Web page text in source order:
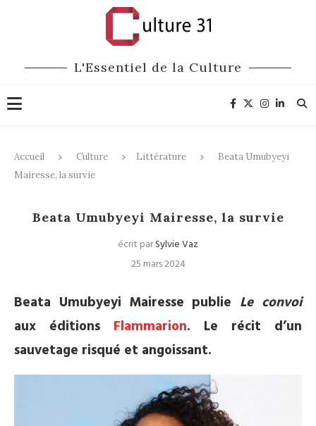
L'Essentiel de la Culture
Accueil Culture Littérature
Beata Umubyeyi
Mairesse, la survie
Beata Umubyeyi Mairesse, la survie
écrit parSylvie Vaz
25 mars 2024
Beata Umubyeyi Mairesse publie Le convoi
aux éditions Flammarion. Le récit d’un
sauvetage risqué et angoissant.